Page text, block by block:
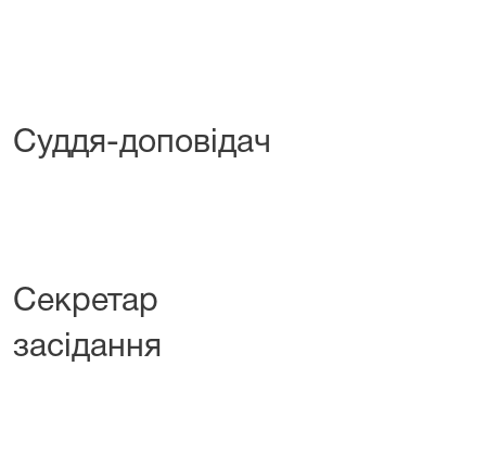
Суддя-доповідач
Секретар
засідання